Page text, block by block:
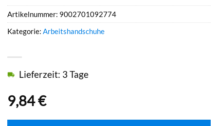
9,84€
Lieferzeit: 3 Tage
Artikelnummer: 9002701092774
Kategorie: Arbeitshandschuhe